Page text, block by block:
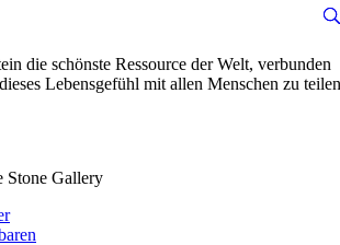
die schönste Ressource der Welt, verbunden
Lebensgefühl mit allen Menschen zu
Stone Gallery